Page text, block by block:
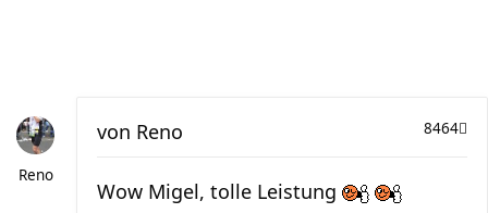
Reno
8464
von Reno
Wow Migel, tolle Leistung